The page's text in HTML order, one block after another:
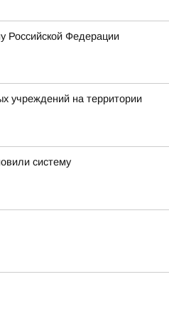
Российской Федерации
учреждений на территории
систему